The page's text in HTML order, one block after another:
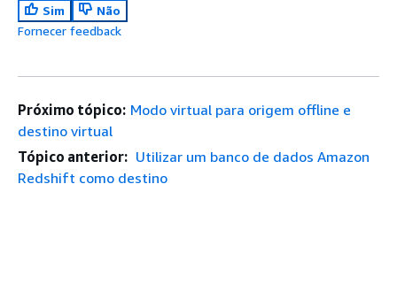
Sim
Não
Fornecer feedback
Próximo tópico: Modo virtual para origem offline e
destino virtual
Tópico anterior: Utilizar um banco de dados Amazon
Redshift como destino